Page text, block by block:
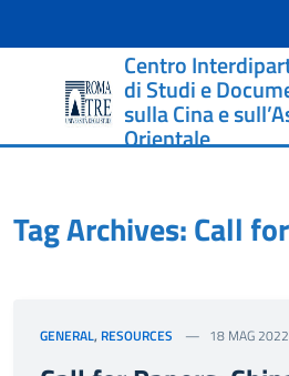
Centro
di Studi e
sulla Cina e
Orientale
Tag Archives: Call
GENERAL, RESOURCES 18 MAG 2022